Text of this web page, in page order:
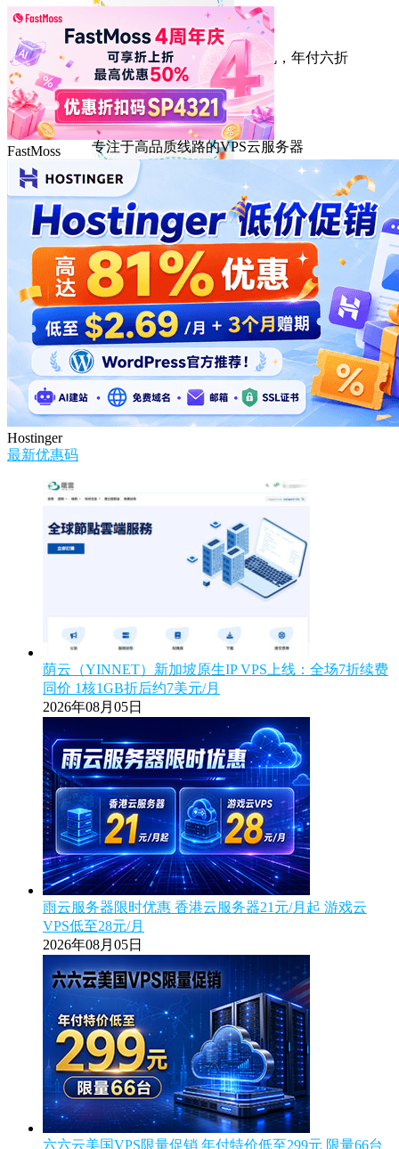
HostEase
性能出众的高性价比美国主机，年付六折
DMIT
专注于高品质线路的VPS云服务器
FastMoss
Hostinger
最新优惠码
荫云（YINNET）新加坡原生IP VPS上线：全场7折续费
同价 1核1GB折后约7美元/月
2026年08月05日
雨云服务器限时优惠 香港云服务器21元/月起 游戏云
VPS低至28元/月
2026年08月05日
六六云美国VPS限量促销 年付特价低至299元 限量66台